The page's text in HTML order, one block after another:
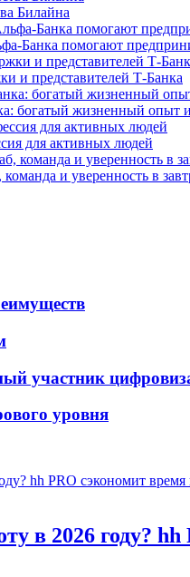
Билайна
Банка помогают
и представителей Т-Банка
богатый жизненный опыт
для активных людей
и уверенность в
участник
уровня
в 2026 году?